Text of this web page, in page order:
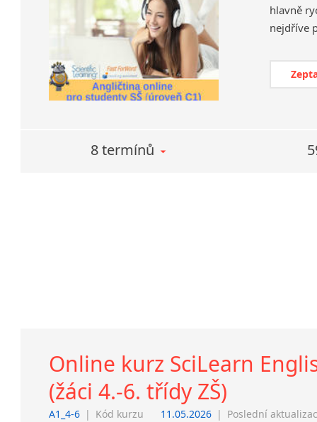
hlavně
8 termínů
Online kurz SciLearn
(žáci 4.-6. třídy ZŠ)
A1_4-6 | Kód kurzu 11.05.2026 | Poslední